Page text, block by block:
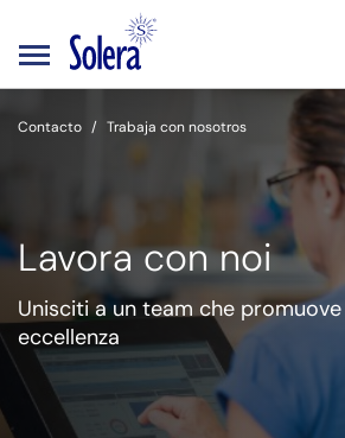
Contacto Trabaja con nosotros
Lavora con noi
Unisciti a un team che
eccellenza